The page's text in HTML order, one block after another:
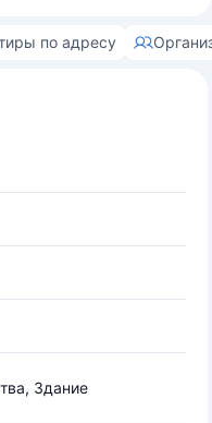
по адресу
Здание